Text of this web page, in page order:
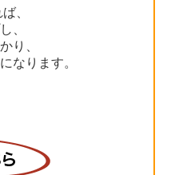
、
、
り、
なります。